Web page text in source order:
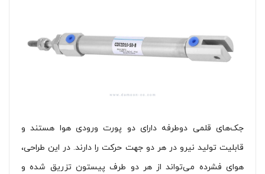
جک‌های قلمی دوطرفه دارای دو پورت ورودی هوا هستند و
قابلیت تولید نیرو در هر دو جهت حرکت را دارند. در این طراحی،
هوای فشرده می‌تواند از هر دو طرف پیستون تزریق شده و